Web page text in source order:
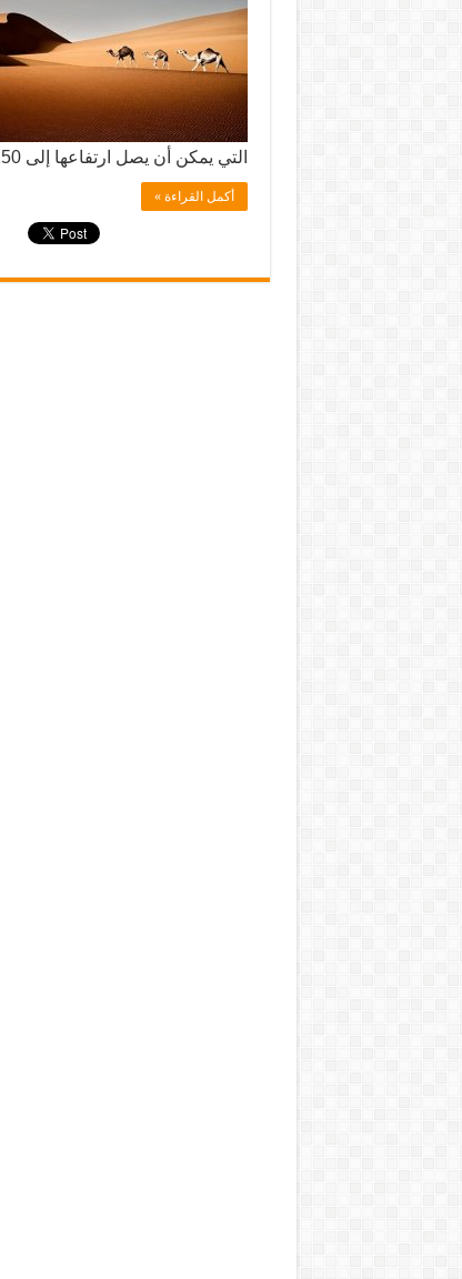
التي يمكن أن يصل ارتفاعها إلى 250 مترًا (820 قدمًا). …
أكمل القراءة »